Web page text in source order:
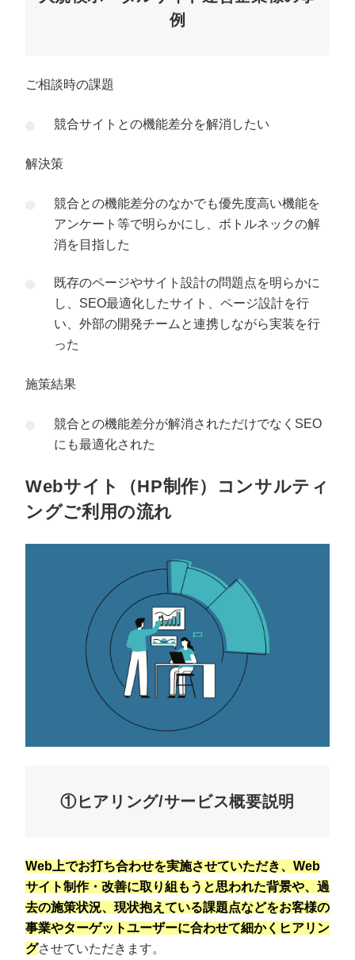
例
ご相談時の課題
競合サイトとの機能差分を解消したい
解決策
競合との機能差分のなかでも優先度高い機能を
アンケート等で明らかにし、ボトルネックの解
消を目指した
既存のページやサイト設計の問題点を明らかに
し、SEO最適化したサイト、ページ設計を行
い、外部の開発チームと連携しながら実装を行
った
施策結果
競合との機能差分が解消されただけでなくSEO
にも最適化された
Webサイト（HP制作）コンサルティ
ングご利用の流れ
①ヒアリング/サービス概要説明
Web上でお打ち合わせを実施させていただき、Web
サイト制作・改善に取り組もうと思われた背景や、過
去の施策状況、現状抱えている課題点などをお客様の
事業やターゲットユーザーに合わせて細かくヒアリン
グさせていただきます。